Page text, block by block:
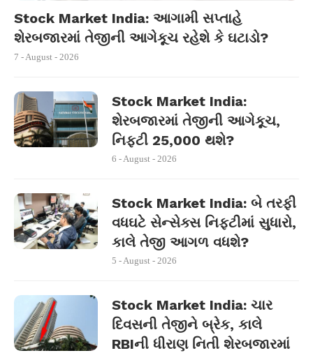
Stock Market India: આગામી સપ્તાહે
શેરબજારમાં તેજીની આગેકૂચ રહેશે કે ઘટાડો?
7 - August - 2026
Stock Market India:
શેરબજારમાં તેજીની આગેકૂચ,
નિફ્ટી 25,000 થશે?
6 - August - 2026
Stock Market India: બે તરફી
વધઘટે સેન્સેક્સ નિફ્ટીમાં સુધારો,
કાલે તેજી આગળ વધશે?
5 - August - 2026
Stock Market India: ચાર
દિવસની તેજીને બ્રેક, કાલે
RBIની ધીરાણ નિતી શેરબજારમાં